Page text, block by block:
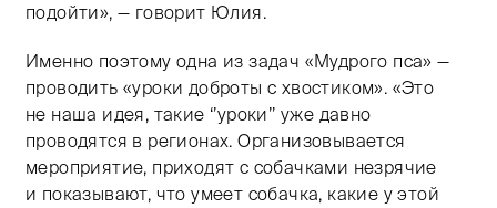
подойти», — говорит Юлия.
Именно поэтому одна из задач «Мудрого пса» —
проводить «уроки доброты с хвостиком». «Это
не наша идея, такие ‘’уроки’’ уже давно
проводятся в регионах. Организовывается
мероприятие, приходят с собачками незрячие
и показывают, что умеет собачка, какие у этой